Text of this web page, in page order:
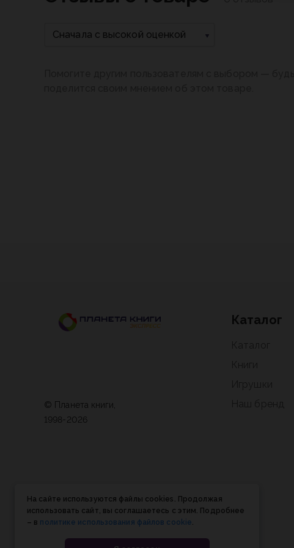
Сначала с высокой оценкой
© Планета книги,
1998-2026
Каталог
На сайте используются файлы cookies. Продолжая
использовать сайт, вы соглашаетесь с этим. Подробнее
– в политике использования файлов cookie.